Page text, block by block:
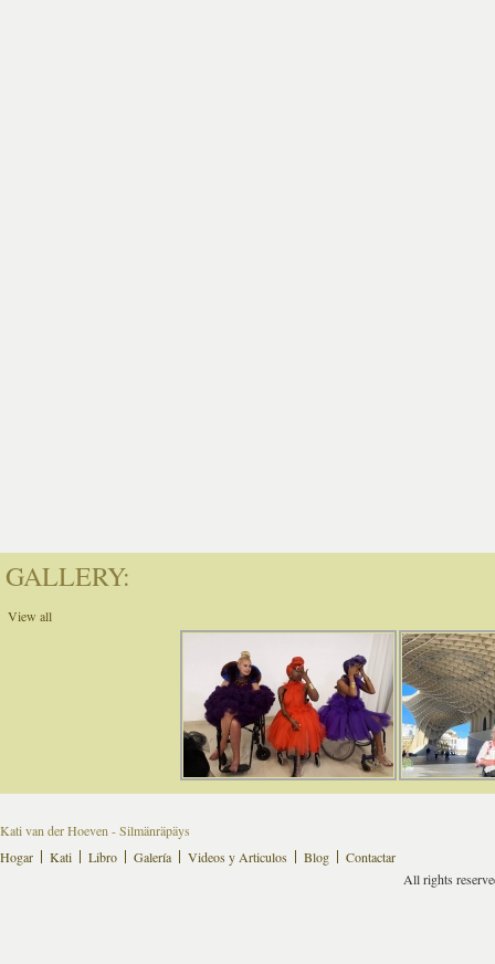
GALLERY:
View all
Kati van der Hoeven - Silmänräpäys
Hogar
Kati Libro Galería Videos y Articulos Blog
Contactar
All rights